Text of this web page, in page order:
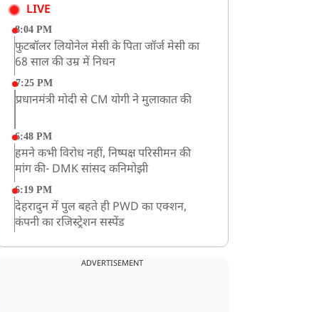
LIVE
8:04 PM
फुटबॉलर लियोनेल मेसी के पिता जॉर्ज मेसी का
68 साल की उम्र में निधन
7:25 PM
प्रधानमंत्री मोदी से CM योगी ने मुलाकात की
6:48 PM
हमने कभी विरोध नहीं, निष्पक्ष परिसीमन की
मांग की- DMK सांसद कनिमोझी
6:19 PM
देहरादुन में पुल बहते ही PWD का एक्शन,
कंपनी का रजिस्ट्रेशन सस्पेंड
खराब मौसम की चेतावनी के कारण अमरनाथ
ADVERTISEMENT